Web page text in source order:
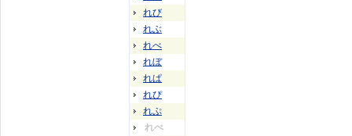
れび
れぶ
れべ
れぼ
れぱ
れぴ
れぷ
れぺ